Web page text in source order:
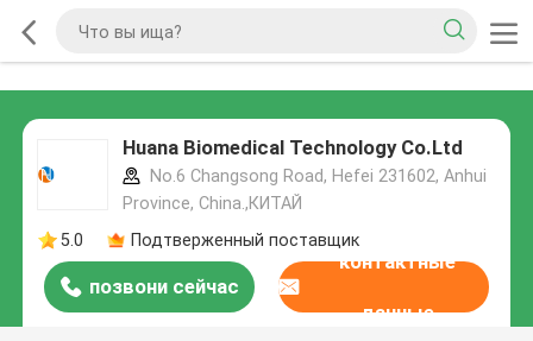
Huana Biomedical Technology Co.Ltd
No.6 Changsong Road, Hefei 231602, Anhui
Province, China.,КИТАЙ
5.0
Подтверженный поставщик
позвони сейчас
контактные
данные